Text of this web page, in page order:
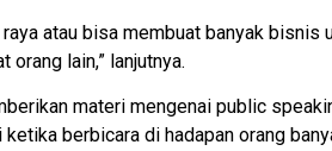
atau bisa membuat banyak
lain,” lanjutnya.
materi mengenai public
berbicara di hadapan orang